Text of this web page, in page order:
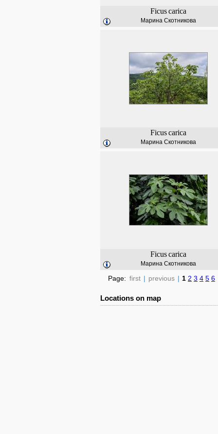
Ficuscarica
Марина Скотникова
Ficuscarica
Марина Скотникова
Ficuscarica
Марина Скотникова
Page: first | previous | 1 2 3 4 5 6
Locations on map